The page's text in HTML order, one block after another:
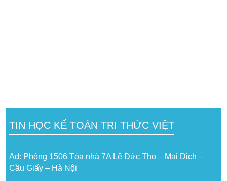
TIN HỌC KẾ TOÁN TRI THỨC VIỆT
Ad: Phòng 1506 Tòa nhà 7A Lê Đức Thọ – Mai Dịch –
Cầu Giấy – Hà Nội